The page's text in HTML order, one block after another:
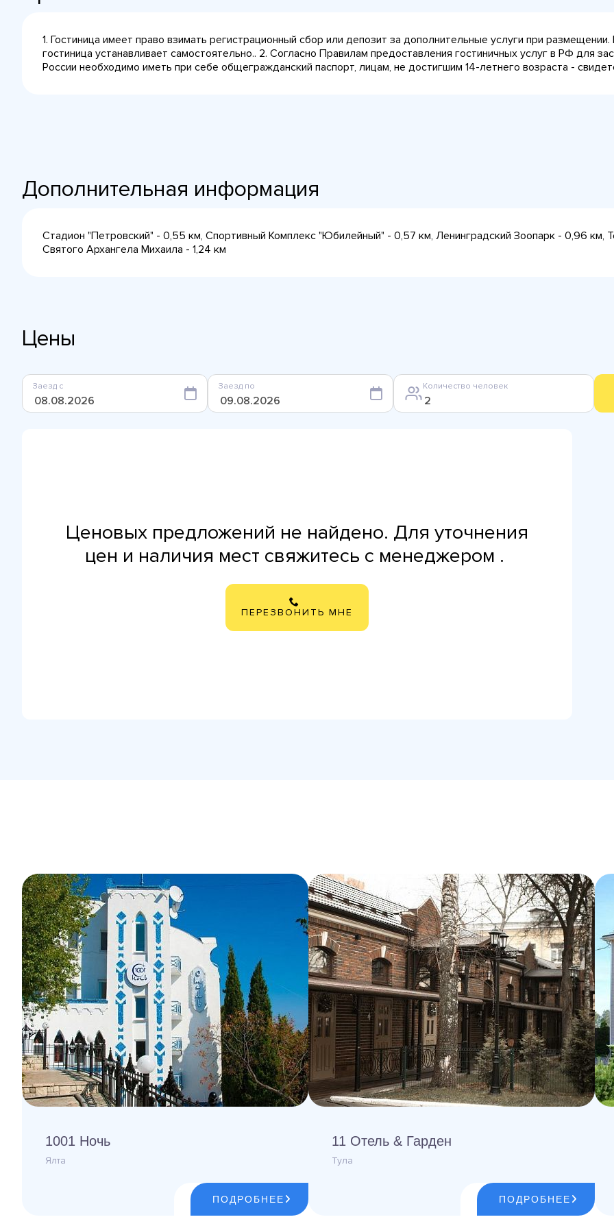
1. Гостиница имеет право взимать регистрационный сбор или депозит за дополнительные услуги при
гостиница устанавливает самостоятельно.. 2. Согласно Правилам предоставления гостиничных услуг в РФ для
России необходимо иметь при себе общегражданский паспорт, лицам, не достигшим 14-летнего возраста -
Дополнительная информация
Стадион "Петровский" - 0,55 км, Спортивный Комплекс "Юбилейный" - 0,57 км, Ленинградский Зоопарк - 0,96 км,
Святого Архангела Михаила - 1,24 км
Цены
Заезд с Заезд по Количество человек
Ценовых предложений не найдено. Для уточнения
цен и наличия мест свяжитесь с менеджером .
ПЕРЕЗВОНИТЬ МНЕ
1001 Ночь
Ялта
ПОДРОБНЕЕ
11 Отель & Гарден
Тула
ПОДРОБНЕЕ